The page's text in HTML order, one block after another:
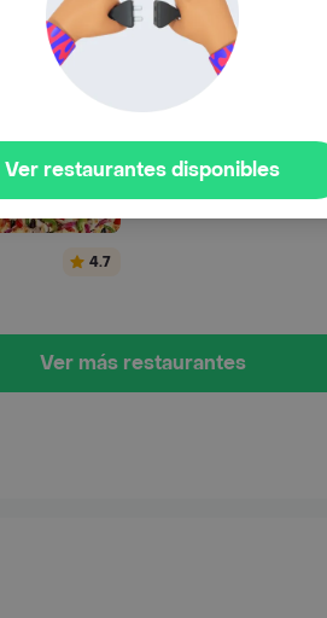
4.7
Ver más restaurantes
Ver restaurantes disponibles